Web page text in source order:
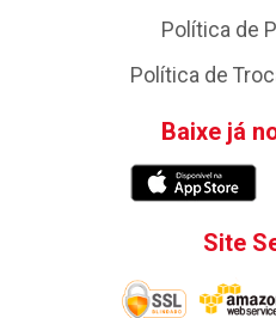
Política de
Política de
Baixe já
Site